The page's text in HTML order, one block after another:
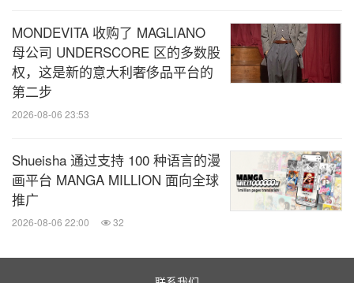
全球TMT
微信公众号“全球TMT”发布全球互联网、科
关键词：艺术 电脑/电子 电子商务
娱乐
分享到：
MONDEVITA 收购了 MAGLIANO
母公司 UNDERSCORE 区的多数股
权，这是新的意大利奢侈品平台的
第二步
2026-08-06 23:53
Shueisha 通过支持 100 种语言的漫
画平台 MANGA MILLION 面向全球
推广
2026-08-06 22:00 32